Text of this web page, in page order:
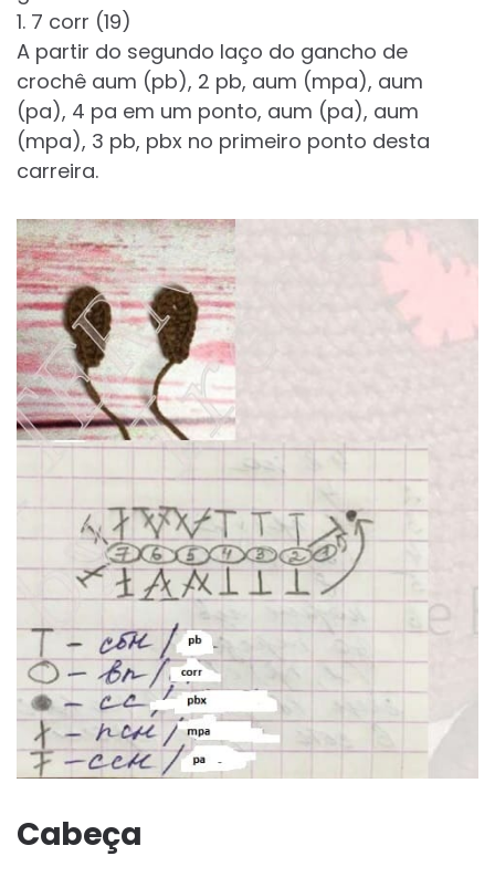
1. 7 corr (19)
A partir do segundo laço do gancho de
crochê aum (pb), 2 pb, aum (mpa), aum
(pa), 4 pa em um ponto, aum (pa), aum
(mpa), 3 pb, pbx no primeiro ponto desta
carreira.
Cabeça